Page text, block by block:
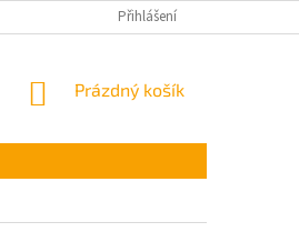
Přihlášení
NÁKUPNÍ
Prázdný košík